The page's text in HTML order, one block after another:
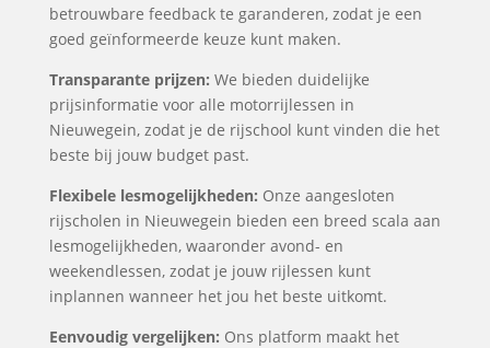
betrouwbare feedback te garanderen, zodat je een
goed geïnformeerde keuze kunt maken.
Transparante prijzen: We bieden duidelijke
prijsinformatie voor alle motorrijlessen in
Nieuwegein, zodat je de rijschool kunt vinden die het
beste bij jouw budget past.
Flexibele lesmogelijkheden: Onze aangesloten
rijscholen in Nieuwegein bieden een breed scala aan
lesmogelijkheden, waaronder avond- en
weekendlessen, zodat je jouw rijlessen kunt
inplannen wanneer het jou het beste uitkomt.
Eenvoudig vergelijken: Ons platform maakt het